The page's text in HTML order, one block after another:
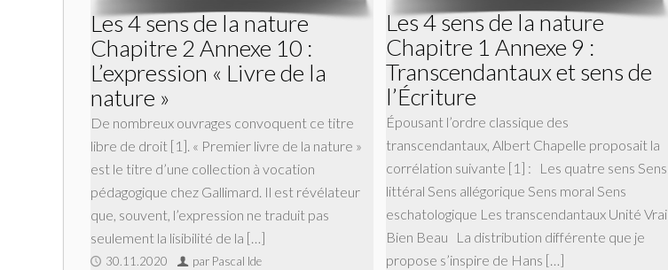
Les 4 sens de la nature
Chapitre 2 Annexe 10 :
L’expression « Livre de la
nature »
De nombreux ouvrages convoquent ce titre
libre de droit [1]. « Premier livre de la nature »
est le titre d’une collection à vocation
pédagogique chez Gallimard. Il est révélateur
que, souvent, l’expression ne traduit pas
seulement la lisibilité de la […]
30.11.2020 par Pascal Ide
Les 4 sens de la nature
Chapitre 1 Annexe 9 :
Transcendantaux et sens de
l’Écriture
Épousant l’ordre classique des
transcendantaux, Albert Chapelle proposait la
corrélation suivante [1] : Les quatre sens Sens
littéral Sens allégorique Sens moral Sens
eschatologique Les transcendantaux Unité Vrai
Bien Beau La distribution différente que je
propose s’inspire de Hans […]